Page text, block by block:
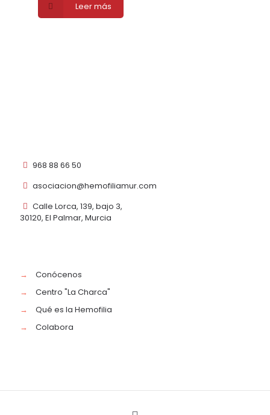
Leer más
968 88 66 50
asociacion@hemofiliamur.com
Calle Lorca, 139, bajo 3,
30120, El Palmar, Murcia
→
Conócenos
→
Centro "La Charca"
→
Qué es la Hemofilia
→
Colabora